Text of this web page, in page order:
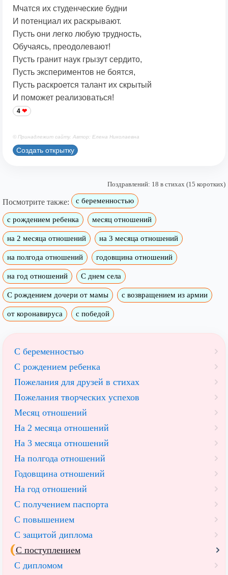
Мчатся их студенческие будни
И потенциал их раскрывают.
Пусть они легко любую трудность,
Обучаясь, преодолевают!
Пусть гранит наук грызут сердито,
Пусть экспериментов не боятся,
Пусть раскроется талант их скрытый
И поможет реализоваться!
4
© Принадлежит сайту. Автор: Елена Николаевна
Создать открытку
Поздравлений: 18 в стихах (15 коротких)
Посмотрите также: с беременностью
с рождением ребенка месяц отношений
на 2 месяца отношений на 3 месяца отношений
на полгода отношений годовщина отношений
на год отношений С днем села
С рождением дочери от мамы с возвращением из армии
от коронавируса с победой
С беременностью
С рождением ребенка
Пожелания для друзей в стихах
Пожелания творческих успехов
Месяц отношений
На 2 месяца отношений
На 3 месяца отношений
На полгода отношений
Годовщина отношений
На год отношений
С получением паспорта
С повышением
С защитой диплома
С поступлением
С дипломом